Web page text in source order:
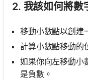
2. 我該如何將數
移動小數點以創建
計算小數點移動
如果你向左移動小
是負數。